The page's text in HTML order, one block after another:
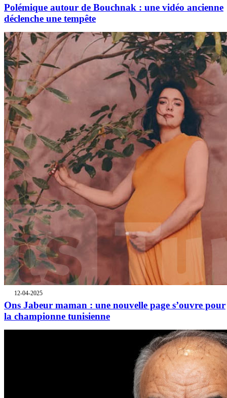
Polémique autour de Bouchnak : une vidéo ancienne
déclenche une tempête
12-04-2025
Ons Jabeur maman : une nouvelle page s’ouvre pour
la championne tunisienne